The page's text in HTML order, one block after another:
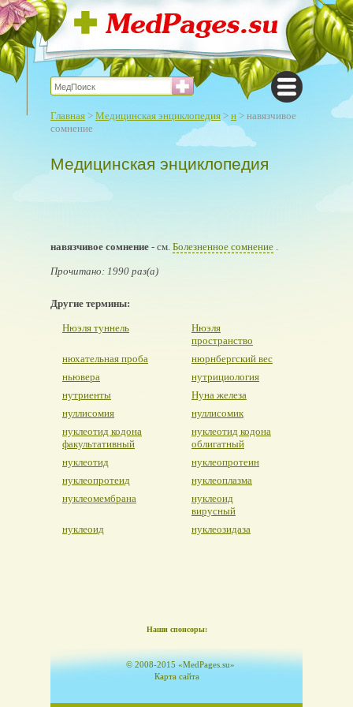
Главная > Медицинская энциклопедия > н > навязчивое
сомнение
Медицинская энциклопедия
навязчивое сомнение - см. Болезненное сомнение .
Прочитано: 1990 раз(а)
Другие термины:
Нюэля туннель
Нюэля
пространство
нюхательная проба
нюрнбергский вес
ньювера
нутрициология
нутриенты
Нуна железа
нуллисомия
нуллисомик
нуклеотид кодона
факультативный
нуклеотид кодона
облигатный
нуклеотид
нуклеопротеин
нуклеопротеид
нуклеоплазма
нуклеомембрана
нуклеоид
вирусный
нуклеоид
нуклеозидаза
Наши спонсоры:
© 2008-2015 «MedPages.su»
Карта сайта